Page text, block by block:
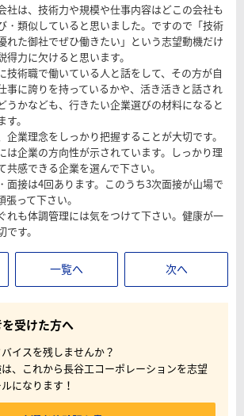
社は、技術力や規模や仕事内容はどこの会社も
・類似していると思いました。ですので「技術
れた御社でぜひ働きたい」という志望動機だけ
得力に欠けると思います。
技術職で働いている人と話をして、その方が自
事に誇りを持っているかや、活き活きと話され
うかなども、行きたい企業選びの材料になると
す。
企業理念をしっかり把握することが大切です。
は企業の方向性が示されています。しっかり理
共感できる企業を選んで下さい。
面接は4回あります。このうち3次面接が山場で
張って下さい。
れも体調管理には気をつけて下さい。健康が一
です。
一覧へ 次へ
受けた方へ
イスを残しませんか？
、これから長谷工コーポレーションを志望
になります！